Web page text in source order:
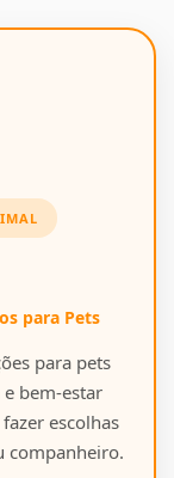
para Pets
para pets
bem-estar
escolhas
companheiro.